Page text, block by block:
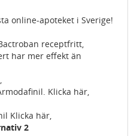
online-apoteket i Sverige!
receptfritt,
har mer effekt än
Klicka här,
Klicka här,
2